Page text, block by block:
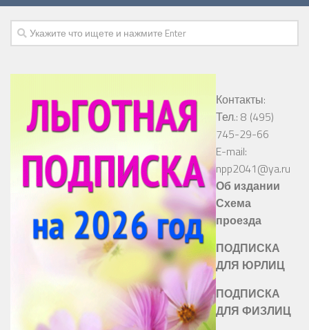
Контакты:
Тел.: 8 (495)
745-29-66
E-mail:
npp2041@ya.ru
Об издании
Схема
проезда
ПОДПИСКА
ДЛЯ ЮРЛИЦ
ПОДПИСКА
ДЛЯ ФИЗЛИЦ